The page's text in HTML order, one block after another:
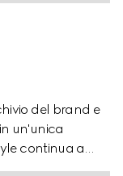
del brand e
un'unica
continua a
materiali